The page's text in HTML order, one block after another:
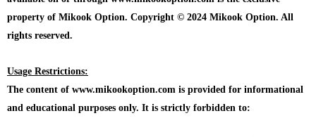
property of Mikook Option. Copyright © 2024 Mikook Option. All
rights reserved.
Usage Restrictions:
The content of www.mikookoption.com is provided for informational
and educational purposes only. It is strictly forbidden to: